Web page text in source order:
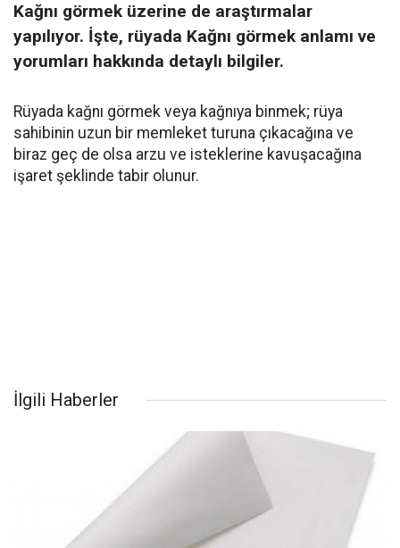
Kağnı görmek üzerine de araştırmalar
yapılıyor. İşte, rüyada Kağnı görmek anlamı ve
yorumları hakkında detaylı bilgiler.
Rüyada kağnı görmek veya kağnıya binmek; rüya
sahibinin uzun bir memleket turuna çıkacağına ve
biraz geç de olsa arzu ve isteklerine kavuşacağına
işaret şeklinde tabir olunur.
İlgili Haberler